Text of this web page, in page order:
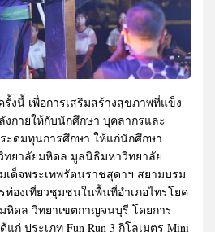
งนี้ เพื่อการเสริมสร้างสุขภาพที่แข็ง
งกายให้กับนักศึกษา บุคลากรและ
ดมทุนการศึกษา ให้แก่นักศึกษา
ยาลัยมหิดล มูลนิธิมหาวิทยาลัย
ด็จพระเทพรัตนราชสุดาฯ สยามบรม
ท่องเที่ยวชุมชนในพื้นที่อำเภอไทรโยค
หิดล วิทยาเขตกาญจนบุรี โดยการ
ก่ ประเภท Fun Run 3 กิโลเมตร Mini